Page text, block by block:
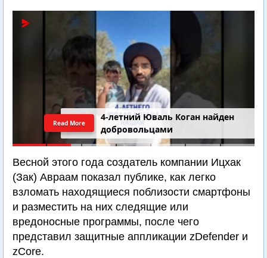
4-летний Юваль Коган найден
добровольцами
Read More
Весной этого года создатель компании Ицхак
(Зак) Авраам показал публике, как легко
взломать находящиеся поблизости смартфоны
и разместить на них следящие или
вредоносные программы, после чего
представил защитные аппликации zDefender и
zCore.